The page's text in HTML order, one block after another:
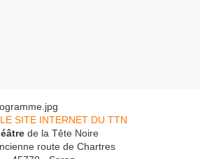
SITE INTERNET DU TTN
de la Tête Noire
route de Chartres